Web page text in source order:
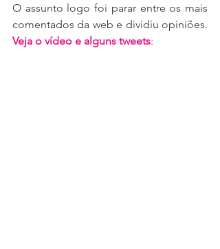
O assunto logo foi parar entre os mais
Veja o vídeo e alguns tweets: